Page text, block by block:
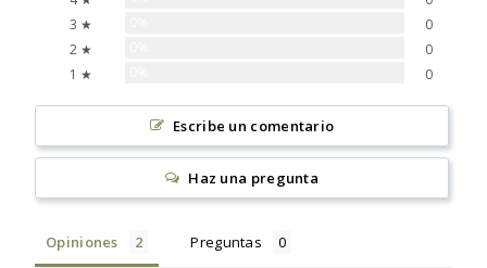
3 ★
0
2 ★
0
1 ★
0
Escribe un comentario
Haz una pregunta
Opiniones Preguntas